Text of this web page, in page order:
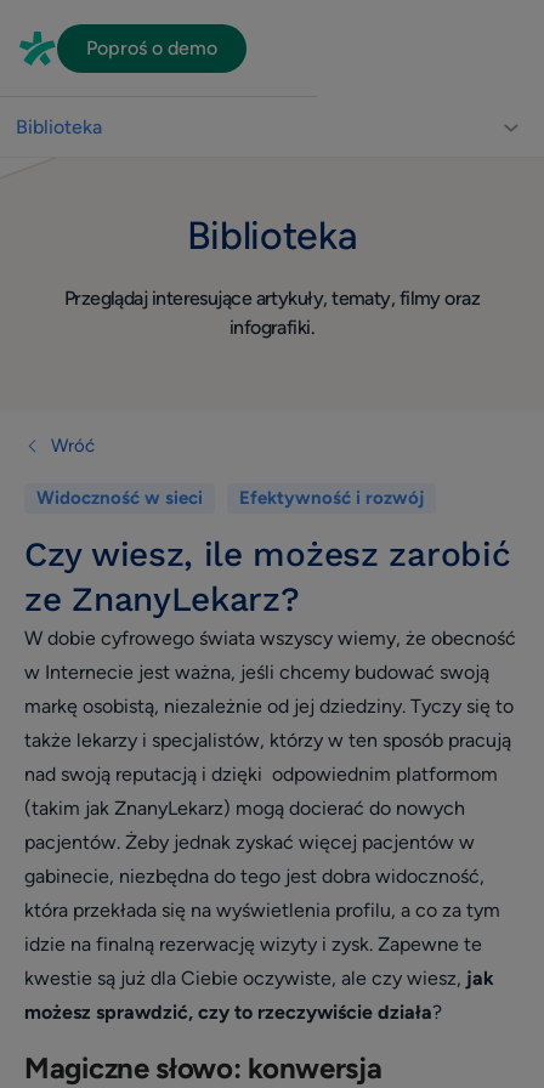
Poproś o demo
Biblioteka
Przeglądaj interesujące artykuły, tematy, filmy oraz
infografiki.
Biblioteka
Usprawnienie pracy gabinetu
Wizerunek
Dla lekarza
Quiz
Opieka klienta
Wywiad
patient experience
wizerunek i opinie
Zarządzanie placówką medyczną
Zmniejszenie nieobecności i odwołań
Efektywne planowanie dnia
Efektywność i rozwój
Infografika
Social media
Usprawnienie pracy placówki
Wróć
Widoczność w sieci Efektywność i rozwój
Czy wiesz, ile możesz zarobić
ze ZnanyLekarz?
W dobie cyfrowego świata wszyscy wiemy, że obecność
w Internecie jest ważna, jeśli chcemy budować swoją
markę osobistą, niezależnie od jej dziedziny. Tyczy się to
także lekarzy i specjalistów, którzy w ten sposób pracują
nad swoją reputacją i dzięki odpowiednim platformom
(takim jak ZnanyLekarz) mogą docierać do nowych
pacjentów. Żeby jednak zyskać więcej pacjentów w
gabinecie, niezbędna do tego jest dobra widoczność,
która przekłada się na wyświetlenia profilu, a co za tym
idzie na finalną rezerwację wizyty i zysk. Zapewne te
kwestie są już dla Ciebie oczywiste, ale czy wiesz, jak
możesz sprawdzić, czy to rzeczywiście działa?
Magiczne słowo: konwersja